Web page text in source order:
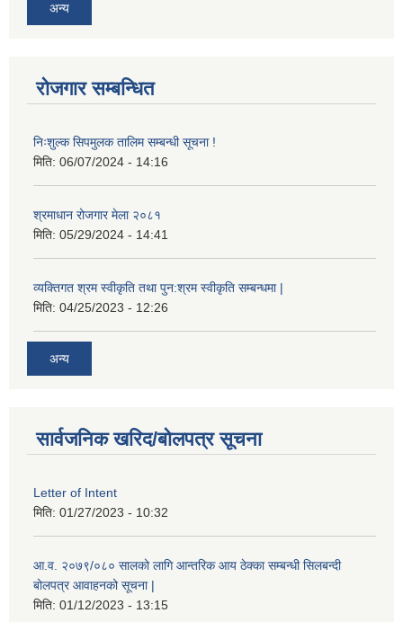
अन्य
रोजगार सम्बन्धित
निःशुल्क सिपमुलक तालिम सम्बन्धी सूचना !
मिति: 06/07/2024 - 14:16
श्रमाधान रोजगार मेला २०८१
मिति: 05/29/2024 - 14:41
व्यक्तिगत श्रम स्वीकृति तथा पुन:श्रम स्वीकृति सम्बन्धमा |
मिति: 04/25/2023 - 12:26
अन्य
सार्वजनिक खरिद/बोलपत्र सूचना
Letter of Intent
मिति: 01/27/2023 - 10:32
आ.व. २०७९/०८० सालको लागि आन्तरिक आय ठेक्का सम्बन्धी सिलबन्दी
बोलपत्र आवाहनको सूचना |
मिति: 01/12/2023 - 13:15